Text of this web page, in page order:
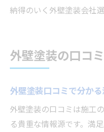
納得のいく外壁塗装会社
外壁塗装の口コ
外壁塗装口コミで分か
外壁塗装の口コミは施工
る貴重な情報源です。満